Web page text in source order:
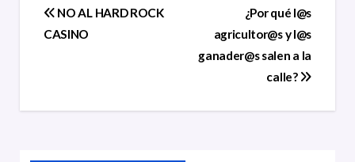
Navegación
de
¿Por qué l@s
agricultor@s y l@s
ganader@s salen a la
calle?
NO AL HARD ROCK
CASINO